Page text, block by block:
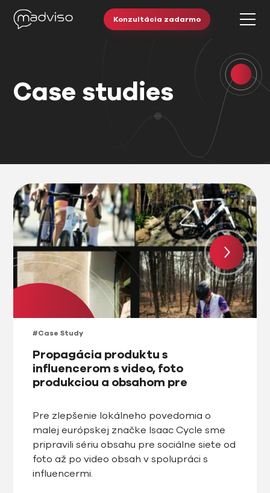
Konzultácia zadarmo
Case studies
#Case Study
Propagácia produktu s
influencerom s video, foto
produkciou a obsahom pre
Pre zlepšenie lokálneho povedomia o
malej európskej značke Isaac Cycle sme
pripravili sériu obsahu pre sociálne siete od
foto až po video obsah v spolupráci s
influencermi.